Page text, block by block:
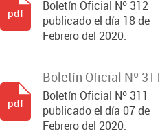
Boletín Oficial Nº 312
publicado el día 18 de
Febrero del 2020.
pdf
Boletín Oficial Nº 311
Boletín Oficial Nº 311
publicado el día 07 de
Febrero del 2020.
pdf